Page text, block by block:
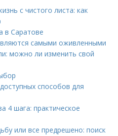
с чистого листа: как
в Саратове
самыми оживленными
можно ли изменить свой
способов для
4 шага: практическое
или все предрешено: поиск